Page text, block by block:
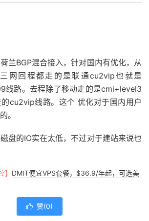
兰BGP混合接入，针对国内有优化，从
网回程都走的是联通cu2vip也就是
线路。去程除了移动走的是cmi+level3
cu2vip线路。这个 优化对于国内用户
。
盘的IO实在太低，不过对于建站来说也
】 DMIT便宜VPS套餐，$36.9/年起，可选美
 赞(0)